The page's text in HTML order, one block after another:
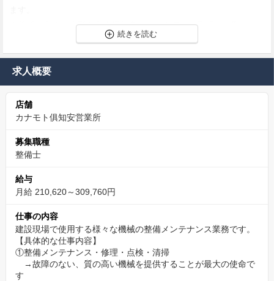
※普通自動車・中型自動車運転免許はご自身での取得をお願い致
安定安心の東証一部、業界トップクラス企業！
働くことのできる会社です。
給与面では、正社員登用後には等級手当（３０時間分のみなし残
業代）が支給されます。
例）基本給２０万、東京勤務、持ち家の場合、等級手当は６万
として超過分全額支給となりますのでご安心ください。
（等級手当は勤務地域等により変動します。地域手当、住宅手
当、子供手当、通勤手当などの諸手当は当社規程に基づき、別途
支給致します。）
お休みの面でも、入社時点で７日間有給休暇が付与されますの
で、入社してすぐ、風邪などの病気で突発的に休まなければなら
ない場合でも有給休暇が取得できます。入社後すぐに有給休暇が
求人概要
店舗
カナモト俱知安営業所
募集職種
整備士
給与
月給 210,620～309,760円
仕事の内容
建設現場で使用する様々な機械の整備メンテナンス業務です。
【具体的な仕事内容】
①整備メンテナンス・修理・点検・清掃
→故障のない、質の高い機械を提供することが最大の使命で
す